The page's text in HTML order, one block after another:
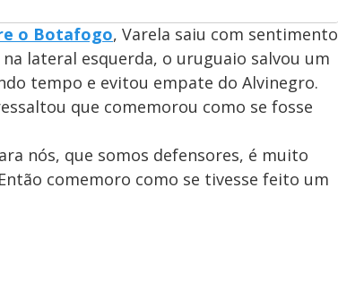
o Botafogo, Varela saiu com sentimento
lateral esquerda, o uruguaio salvou um
tempo e evitou empate do Alvinegro.
que comemorou como se fosse
nós, que somos defensores, é muito
comemoro como se tivesse feito um